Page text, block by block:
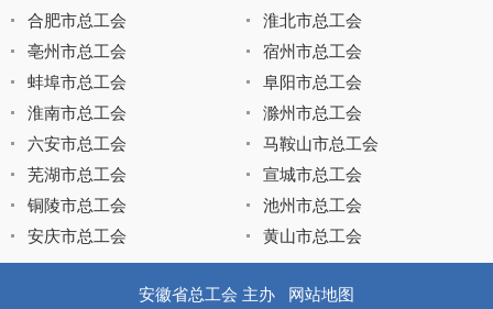
合肥市总工会
淮北市总工会
亳州市总工会
宿州市总工会
蚌埠市总工会
阜阳市总工会
淮南市总工会
滁州市总工会
六安市总工会
马鞍山市总工会
芜湖市总工会
宣城市总工会
铜陵市总工会
池州市总工会
安庆市总工会
黄山市总工会
安徽省总工会 主办 网站地图